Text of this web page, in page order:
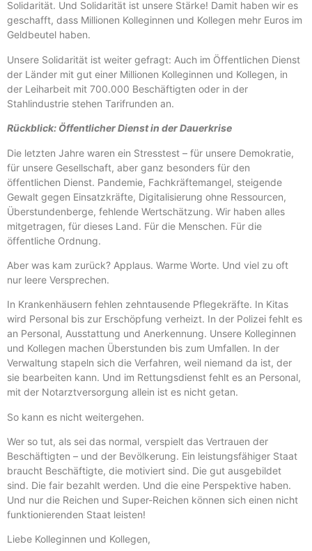
Solidarität. Und Solidarität ist unsere Stärke! Damit haben wir es
geschafft, dass Millionen Kolleginnen und Kollegen mehr Euros im
Geldbeutel haben.
Unsere Solidarität ist weiter gefragt: Auch im Öffentlichen Dienst
der Länder mit gut einer Millionen Kolleginnen und Kollegen, in
der Leiharbeit mit 700.000 Beschäftigten oder in der
Stahlindustrie stehen Tarifrunden an.
Rückblick: Öffentlicher Dienst in der Dauerkrise
Die letzten Jahre waren ein Stresstest – für unsere Demokratie,
für unsere Gesellschaft, aber ganz besonders für den
öffentlichen Dienst. Pandemie, Fachkräftemangel, steigende
Gewalt gegen Einsatzkräfte, Digitalisierung ohne Ressourcen,
Überstundenberge, fehlende Wertschätzung. Wir haben alles
mitgetragen, für dieses Land. Für die Menschen. Für die
öffentliche Ordnung.
Aber was kam zurück? Applaus. Warme Worte. Und viel zu oft
nur leere Versprechen.
In Krankenhäusern fehlen zehntausende Pflegekräfte. In Kitas
wird Personal bis zur Erschöpfung verheizt. In der Polizei fehlt es
an Personal, Ausstattung und Anerkennung. Unsere Kolleginnen
und Kollegen machen Überstunden bis zum Umfallen. In der
Verwaltung stapeln sich die Verfahren, weil niemand da ist, der
sie bearbeiten kann. Und im Rettungsdienst fehlt es an Personal,
mit der Notarztversorgung allein ist es nicht getan.
So kann es nicht weitergehen.
Wer so tut, als sei das normal, verspielt das Vertrauen der
Beschäftigten – und der Bevölkerung. Ein leistungsfähiger Staat
braucht Beschäftigte, die motiviert sind. Die gut ausgebildet
sind. Die fair bezahlt werden. Und die eine Perspektive haben.
Und nur die Reichen und Super-Reichen können sich einen nicht
funktionierenden Staat leisten!
Liebe Kolleginnen und Kollegen,